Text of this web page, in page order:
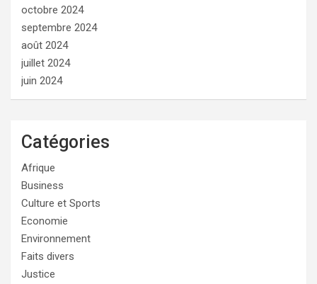
octobre 2024
septembre 2024
août 2024
juillet 2024
juin 2024
Catégories
Afrique
Business
Culture et Sports
Economie
Environnement
Faits divers
Justice